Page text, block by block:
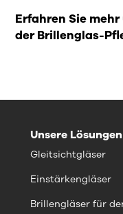
Erfahren Sie
der Brillenglas-
Unsere Lösungen
Gleitsichtgläser
Einstärkengläser
Brillengläser für